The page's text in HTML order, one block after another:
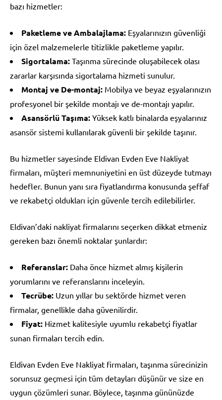
bazı hizmetler:
Paketleme ve Ambalajlama: Eşyalarınızın güvenliği
için özel malzemelerle titizlikle paketleme yapılır.
Sigortalama: Taşınma sürecinde oluşabilecek olası
zararlar karşısında sigortalama hizmeti sunulur.
Montaj ve De-montaj: Mobilya ve beyaz eşyalarınızın
profesyonel bir şekilde montajı ve de-montajı yapılır.
Asansörlü Taşıma: Yüksek katlı binalarda eşyalarınız
asansör sistemi kullanılarak güvenli bir şekilde taşınır.
Bu hizmetler sayesinde Eldivan Evden Eve Nakliyat
firmaları, müşteri memnuniyetini en üst düzeyde tutmayı
hedefler. Bunun yanı sıra fiyatlandırma konusunda şeffaf
ve rekabetçi oldukları için güvenle tercih edilebilirler.
Eldivan’daki nakliyat firmalarını seçerken dikkat etmeniz
gereken bazı önemli noktalar şunlardır:
Referanslar: Daha önce hizmet almış kişilerin
yorumlarını ve referanslarını inceleyin.
Tecrübe: Uzun yıllar bu sektörde hizmet veren
firmalar, genellikle daha güvenilirdir.
Fiyat: Hizmet kalitesiyle uyumlu rekabetçi fiyatlar
sunan firmaları tercih edin.
Eldivan Evden Eve Nakliyat firmaları, taşınma sürecinizin
sorunsuz geçmesi için tüm detayları düşünür ve size en
uygun çözümleri sunar. Böylece, taşınma gününüzde